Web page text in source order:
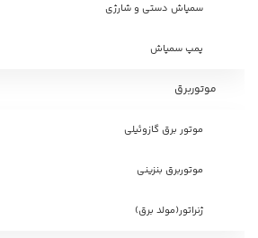
سمپاش دستی و شارژی
پمپ سمپاش
موتوربرق
موتور برق گازوئیلی
موتوربرق بنزینی
ژنراتور(مولد برق)